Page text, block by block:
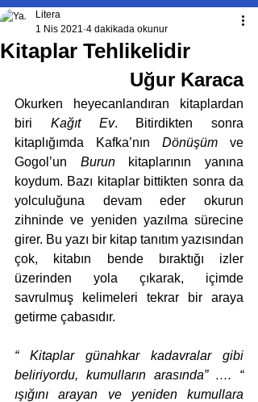
Kitaplar Tehlikelidir
Litera
1 Nis 2021 4 dakikada okunur
Uğur Karaca
Okurken heyecanlandıran kitaplardan
biri Kağıt Ev. Bitirdikten sonra
kitaplığımda Kafka’nın Dönüşüm ve
Gogol’un Burun kitaplarının yanına
koydum. Bazı kitaplar bittikten sonra da
yolculuğuna devam eder okurun
zihninde ve yeniden yazılma sürecine
girer. Bu yazı bir kitap tanıtım yazısından
çok, kitabın bende bıraktığı izler
üzerinden yola çıkarak, içimde
savrulmuş kelimeleri tekrar bir araya
getirme çabasıdır.
“ Kitaplar günahkar kadavralar gibi
beliriyordu, kumulların arasında” …. “
ışığını arayan ve yeniden kumullara